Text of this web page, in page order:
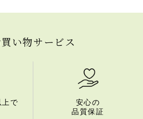
い物サービス
上で
安心の
品質保証